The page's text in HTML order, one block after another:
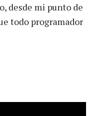
desde mi punto de
todo programador